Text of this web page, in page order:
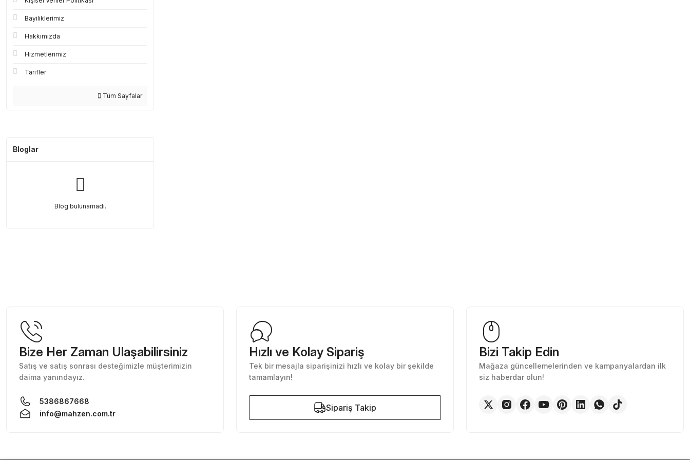
Bayiliklerimiz
Hakkımızda
Hizmetlerimiz
Tarifler
Tüm Sayfalar
Bloglar
Blog bulunamadı.
Bize Her Zaman Ulaşabilirsiniz
Satış ve satış sonrası desteğimizle müşterimizin
daima yanındayız.
5386867668
info@mahzen.com.tr
Hızlı ve Kolay Sipariş
Tek bir mesajla siparişinizi hızlı ve kolay bir şekilde
tamamlayın!
Sipariş Takip
Sipariş Takip
Bizi Takip Edin
Mağaza güncellemelerinden ve kampanyalardan ilk
siz haberdar olun!